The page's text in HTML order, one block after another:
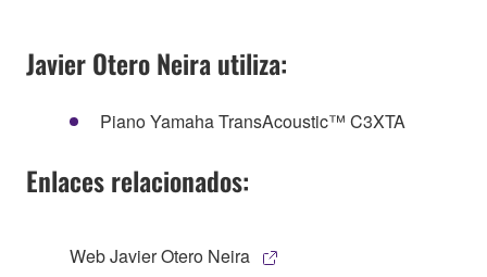
Javier Otero Neira utiliza:
Piano Yamaha TransAcoustic™ C3XTA
Enlaces relacionados:
Web Javier Otero Neira